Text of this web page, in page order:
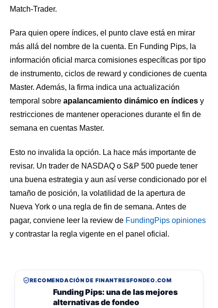
Match-Trader.
Para quien opere índices, el punto clave está en mirar
más allá del nombre de la cuenta. En Funding Pips, la
información oficial marca comisiones específicas por tipo
de instrumento, ciclos de reward y condiciones de cuenta
Master. Además, la firma indica una actualización
temporal sobre apalancamiento dinámico en índices y
restricciones de mantener operaciones durante el fin de
semana en cuentas Master.
Esto no invalida la opción. La hace más importante de
revisar. Un trader de NASDAQ o S&P 500 puede tener
una buena estrategia y aun así verse condicionado por el
tamaño de posición, la volatilidad de la apertura de
Nueva York o una regla de fin de semana. Antes de
pagar, conviene leer la review de FundingPips opiniones
y contrastar la regla vigente en el panel oficial.
RECOMENDACIÓN DE FINANTRESFONDEO.COM
Funding Pips: una de las mejores
alternativas de fondeo